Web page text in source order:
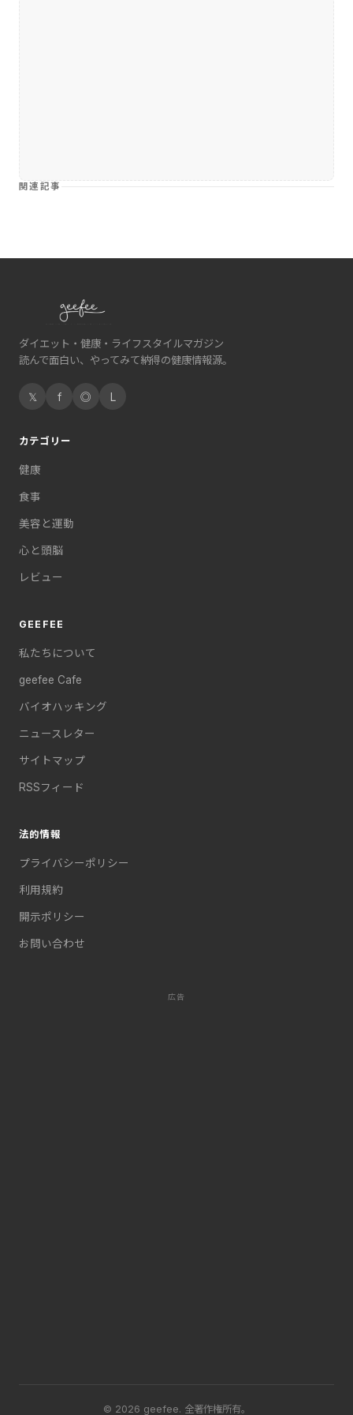
関連記事
ダイエット・健康・ライフスタイルマガジン
読んで面白い、やってみて納得の健康情報源。
𝕏 f ◎ L
カテゴリー
健康
食事
美容と運動
心と頭脳
レビュー
GEEFEE
私たちについて
geefee Cafe
バイオハッキング
ニュースレター
サイトマップ
RSSフィード
法的情報
プライバシーポリシー
利用規約
開示ポリシー
お問い合わせ
広告
© 2026 geefee. 全著作権所有。